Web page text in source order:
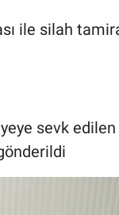
ile silah
sevk edilen